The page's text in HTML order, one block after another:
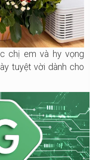
chị em và hy vọng
tuyệt vời dành cho